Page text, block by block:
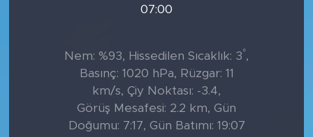
07:00
Nem: %93, Hissedilen Sıcaklık: 3°,
Basınç: 1020 hPa, Rüzgar: 11
km/s, Çiy Noktası: -3.4,
Görüş Mesafesi: 2.2 km, Gün
Doğumu: 7:17, Gün Batımı: 19:07